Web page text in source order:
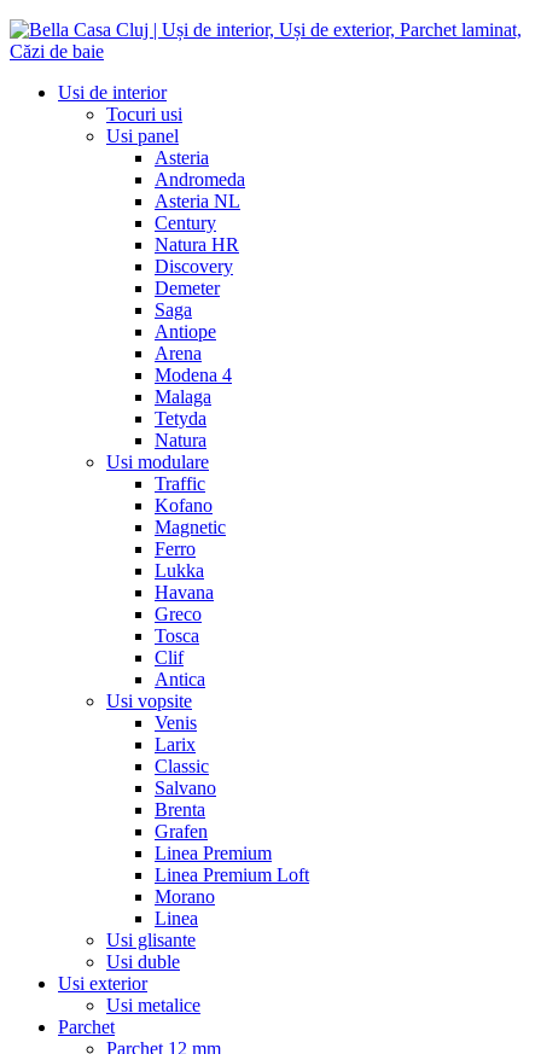
Usi de interior
Tocuri usi
Usi panel
Asteria
Andromeda
Asteria NL
Century
Natura HR
Discovery
Demeter
Saga
Antiope
Arena
Modena 4
Malaga
Tetyda
Natura
Usi modulare
Traffic
Kofano
Magnetic
Ferro
Lukka
Havana
Greco
Tosca
Clif
Antica
Usi vopsite
Venis
Larix
Classic
Salvano
Brenta
Grafen
Linea Premium
Linea Premium Loft
Morano
Linea
Usi glisante
Usi duble
Usi exterior
Usi metalice
Parchet
Parchet 12 mm